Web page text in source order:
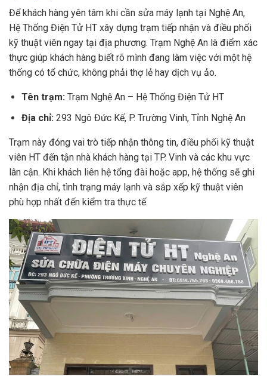
Để khách hàng yên tâm khi cần sửa máy lạnh tại Nghệ An,
Hệ Thống Điện Tử HT xây dựng trạm tiếp nhận và điều phối
kỹ thuật viên ngay tại địa phương. Trạm Nghệ An là điểm xác
thực giúp khách hàng biết rõ mình đang làm việc với một hệ
thống có tổ chức, không phải thợ lẻ hay dịch vụ ảo.
Tên trạm:Trạm Nghệ An – Hệ Thống Điện Tử HT
Địa chỉ: 293 Ngô Đức Kế, P. Trường Vinh, Tỉnh Nghệ An
Trạm này đóng vai trò tiếp nhận thông tin, điều phối kỹ thuật
viên HT đến tận nhà khách hàng tại TP. Vinh và các khu vực
lân cận. Khi khách liên hệ tổng đài hoặc app, hệ thống sẽ ghi
nhận địa chỉ, tình trạng máy lạnh và sắp xếp kỹ thuật viên
phù hợp nhất đến kiểm tra thực tế.